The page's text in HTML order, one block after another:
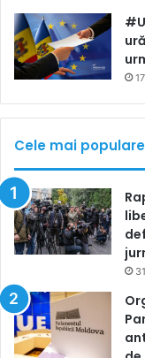
Cele mai populare